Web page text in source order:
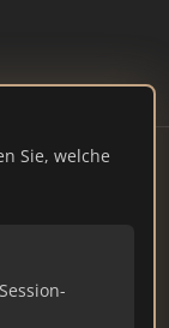
Sie, welche